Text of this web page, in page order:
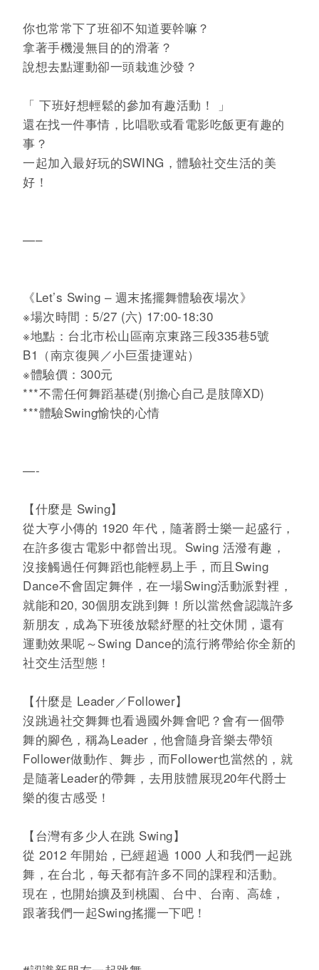
你也常常下了班卻不知道要幹嘛？
拿著手機漫無目的的滑著？
說想去點運動卻一頭栽進沙發？
「 下班好想輕鬆的參加有趣活動！ 」
還在找一件事情，比唱歌或看電影吃飯更有趣的
事？
一起加入最好玩的SWING，體驗社交生活的美
好！
—–
《Let’s Swing – 週末搖擺舞體驗夜場次》
※場次時間：5/27 (六) 17:00-18:30
※地點：台北市松山區南京東路三段335巷5號
B1（南京復興／小巨蛋捷運站）
※體驗價：300元
***不需任何舞蹈基礎(別擔心自己是肢障XD)
***體驗Swing愉快的心情
—-
【什麼是 Swing】
從大亨小傳的 1920 年代，隨著爵士樂一起盛行，
在許多復古電影中都曾出現。Swing 活潑有趣，
沒接觸過任何舞蹈也能輕易上手，而且Swing
Dance不會固定舞伴，在一場Swing活動派對裡，
就能和20, 30個朋友跳到舞！所以當然會認識許多
新朋友，成為下班後放鬆紓壓的社交休閒，還有
運動效果呢～Swing Dance的流行將帶給你全新的
社交生活型態！
【什麼是 Leader／Follower】
沒跳過社交舞舞也看過國外舞會吧？會有一個帶
舞的腳色，稱為Leader，他會隨身音樂去帶領
Follower做動作、舞步，而Follower也當然的，就
是隨著Leader的帶舞，去用肢體展現20年代爵士
樂的復古感受！
【台灣有多少人在跳 Swing】
從 2012 年開始，已經超過 1000 人和我們一起跳
舞，在台北，每天都有許多不同的課程和活動。
現在，也開始擴及到桃園、台中、台南、高雄，
跟著我們一起Swing搖擺一下吧！